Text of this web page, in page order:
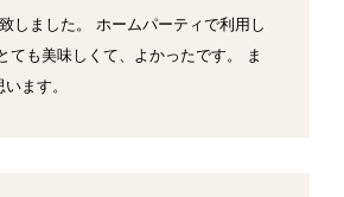
しました。 ホームパーティで利用し
ても美味しくて、よかったです。 ま
ます。